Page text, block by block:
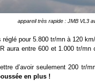
appareil très rapide : JMB VL3
pour 5.800 tr/mn à 120
aura entre 600 et 1.000 tr/
d’avoir seulement 200 tr/
en plus !